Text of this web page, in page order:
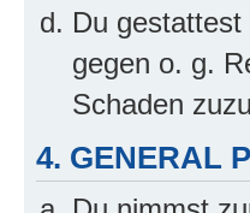
Du
gegen o. g.
Schaden
4. GENERAL